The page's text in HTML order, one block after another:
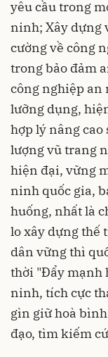
yêu cầu trong
ninh; Xây dựng
cường về công
trong bảo đảm
công nghiệp an
lưỡng dụng,
hợp lý nâng
lượng vũ trang
hiện đại, vững
ninh quốc gia,
huống, nhất là
lo xây dựng thế
dân vững thì
thời "Đẩy mạnh
ninh, tích cực
gìn giữ hoà
đạo, tìm kiếm